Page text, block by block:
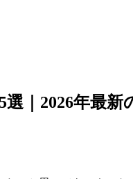
｜2026年最新